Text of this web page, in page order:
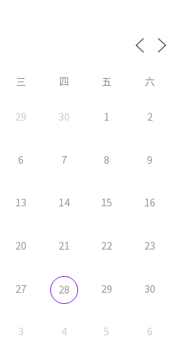
三 四 五 六
29 30 1 2
6 7 8 9
13 14 15 16
20 21 22 23
27 28 29 30
3 4 5 6